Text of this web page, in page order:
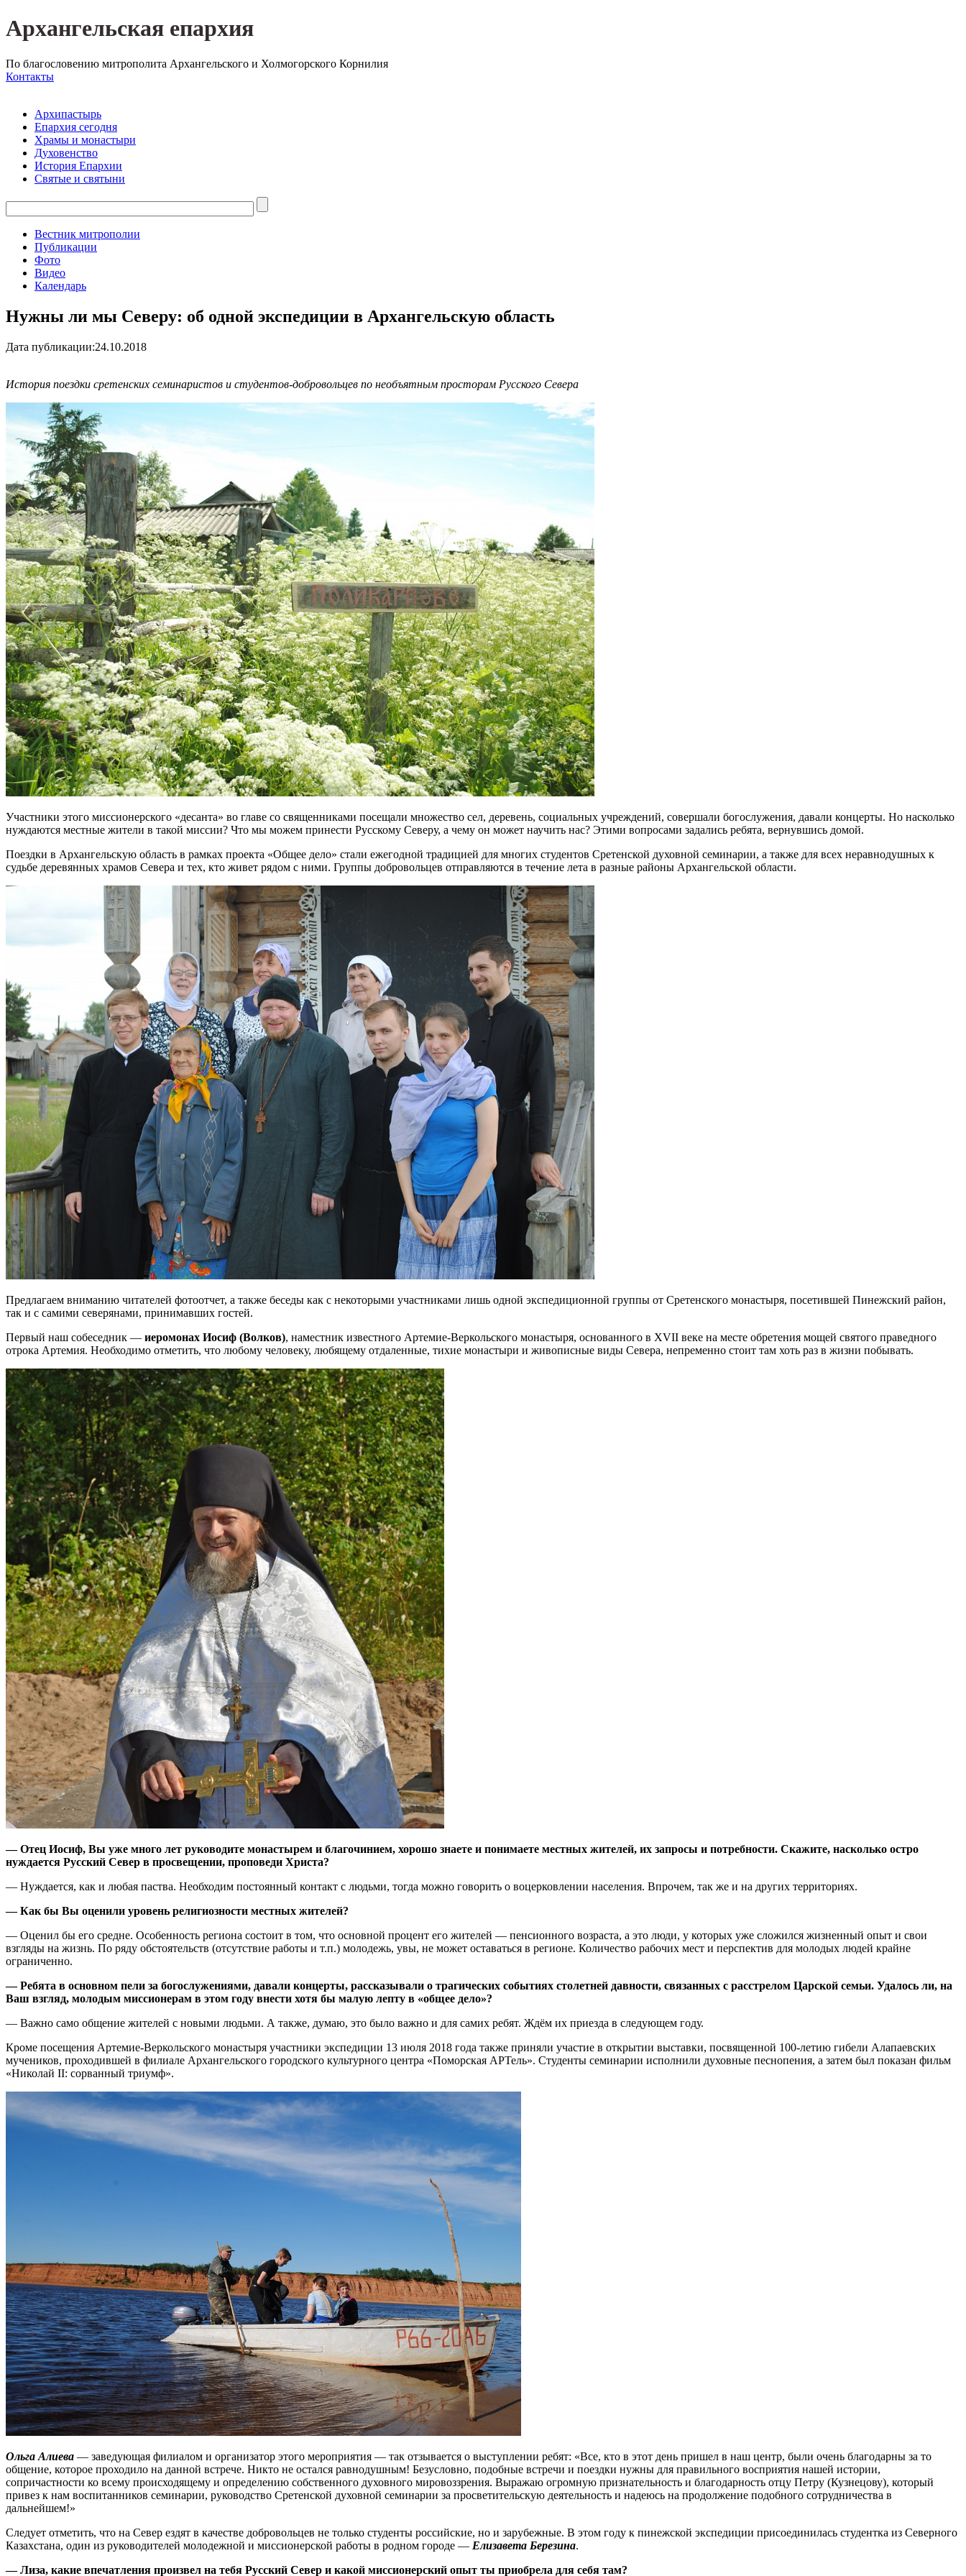
Архангельская епархия
По благословению митрополита Архангельского и Холмогорского Корнилия
Контакты
Архипастырь
Епархия сегодня
Храмы и монастыри
Духовенство
История Епархии
Святые и святыни
Вестник митрополии
Публикации
Фото
Видео
Календарь
Нужны ли мы Северу: об одной экспедиции в Архангельскую область
Дата публикации:24.10.2018
История поездки сретенских семинаристов и студентов-добровольцев по необъятным просторам Русского Севера
Участники этого миссионерского «десанта» во главе со священниками посещали множество сел, деревень, социальных учреждений, совершали богослужения, давали концерты. Но насколько
нуждаются местные жители в такой миссии? Что мы можем принести Русскому Северу, а чему он может научить нас? Этими вопросами задались ребята, вернувшись домой.
Поездки в Архангельскую область в рамках проекта «Общее дело» стали ежегодной традицией для многих студентов Сретенской духовной семинарии, а также для всех неравнодушных к
судьбе деревянных храмов Севера и тех, кто живет рядом с ними. Группы добровольцев отправляются в течение лета в разные районы Архангельской области.
Предлагаем вниманию читателей фотоотчет, а также беседы как с некоторыми участниками лишь одной экспедиционной группы от Сретенского монастыря, посетившей Пинежский район,
так и с самими северянами, принимавших гостей.
Первый наш собеседник — иеромонах Иосиф (Волков), наместник известного Артемие-Веркольского монастыря, основанного в XVII веке на месте обретения мощей святого праведного
отрока Артемия. Необходимо отметить, что любому человеку, любящему отдаленные, тихие монастыри и живописные виды Севера, непременно стоит там хоть раз в жизни побывать.
— Отец Иосиф, Вы уже много лет руководите монастырем и благочинием, хорошо знаете и понимаете местных жителей, их запросы и потребности. Скажите, насколько остро
нуждается Русский Север в просвещении, проповеди Христа?
— Нуждается, как и любая паства. Необходим постоянный контакт с людьми, тогда можно говорить о воцерковлении населения. Впрочем, так же и на других территориях.
— Как бы Вы оценили уровень религиозности местных жителей?
— Оценил бы его средне. Особенность региона состоит в том, что основной процент его жителей — пенсионного возраста, а это люди, у которых уже сложился жизненный опыт и свои
взгляды на жизнь. По ряду обстоятельств (отсутствие работы и т.п.) молодежь, увы, не может оставаться в регионе. Количество рабочих мест и перспектив для молодых людей крайне
ограниченно.
— Ребята в основном пели за богослужениями, давали концерты, рассказывали о трагических событиях столетней давности, связанных с расстрелом Царской семьи. Удалось ли, на
Ваш взгляд, молодым миссионерам в этом году внести хотя бы малую лепту в «общее дело»?
— Важно само общение жителей с новыми людьми. А также, думаю, это было важно и для самих ребят. Ждём их приезда в следующем году.
Кроме посещения Артемие-Веркольского монастыря участники экспедиции 13 июля 2018 года также приняли участие в открытии выставки, посвященной 100-летию гибели Алапаевских
мучеников, проходившей в филиале Архангельского городского культурного центра «Поморская АРТель». Студенты семинарии исполнили духовные песнопения, а затем был показан фильм
«Николай II: сорванный триумф».
Ольга Алиева — заведующая филиалом и организатор этого мероприятия — так отзывается о выступлении ребят: «Все, кто в этот день пришел в наш центр, были очень благодарны за то
общение, которое проходило на данной встрече. Никто не остался равнодушным! Безусловно, подобные встречи и поездки нужны для правильного восприятия нашей истории,
сопричастности ко всему происходящему и определению собственного духовного мировоззрения. Выражаю огромную признательность и благодарность отцу Петру (Кузнецову), который
привез к нам воспитанников семинарии, руководство Сретенской духовной семинарии за просветительскую деятельность и надеюсь на продолжение подобного сотрудничества в
дальнейшем!»
Следует отметить, что на Север ездят в качестве добровольцев не только студенты российские, но и зарубежные. В этом году к пинежской экспедиции присоединилась студентка из Северного
Казахстана, один из руководителей молодежной и миссионерской работы в родном городе — Елизавета Березина.
— Лиза, какие впечатления произвел на тебя Русский Север и какой миссионерский опыт ты приобрела для себя там?